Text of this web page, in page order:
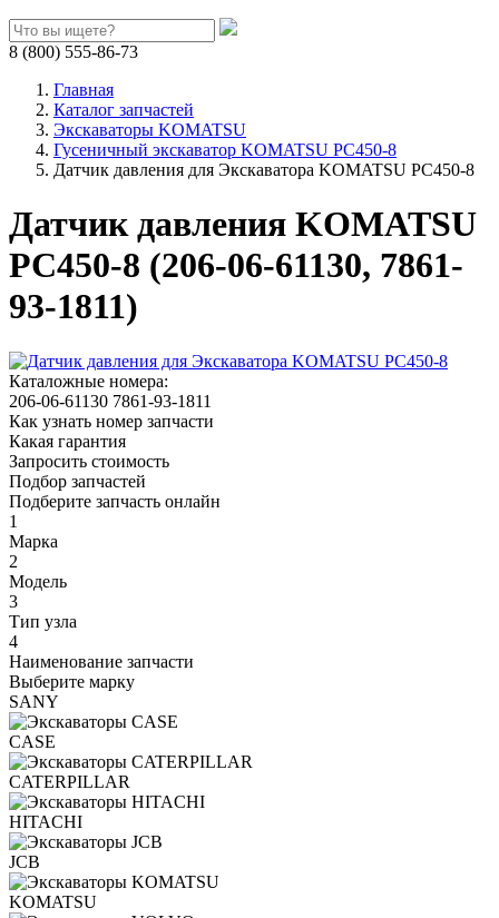
8 (800) 555-86-73
Главная
Каталог запчастей
Экскаваторы KOMATSU
Гусеничный экскаватор KOMATSU PC450-8
Датчик давления для Экскаватора KOMATSU PC450-8
Датчик давления KOMATSU
PC450-8 (206-06-61130, 7861-
93-1811)
Каталожные номера:
206-06-61130 7861-93-1811
Как узнать номер запчасти
Какая гарантия
Запросить стоимость
Подбор запчастей
Подберите запчасть онлайн
1
Марка
2
Модель
3
Тип узла
4
Наименование запчасти
Выберите марку
SANY
CASE
CATERPILLAR
HITACHI
JCB
KOMATSU